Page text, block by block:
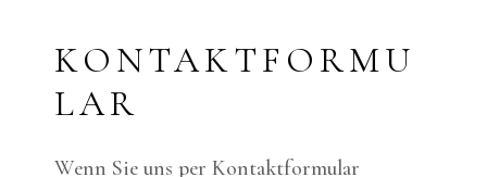
KONTAKTFORMU
LAR
Wenn Sie uns per Kontaktformular